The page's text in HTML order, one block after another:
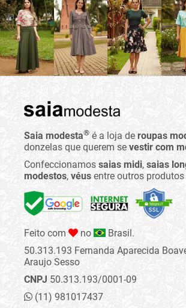
Saia modesta® é a loja de roupas
donzelas que querem se vestir com
Confeccionamos saias midi, saias
modestos, véus entre outros
Feito com no
Brasil.
50.313.193 Fernanda Aparecida
Araujo Sesso
CNPJ50.313.193/0001-09
(11) 981017437